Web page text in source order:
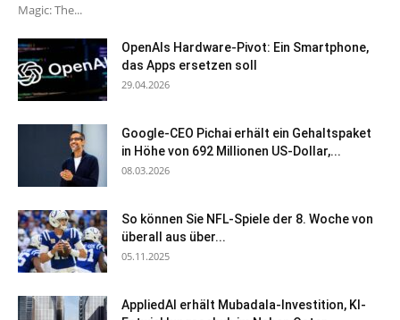
Magic: The...
OpenAIs Hardware-Pivot: Ein Smartphone,
das Apps ersetzen soll
29.04.2026
Google-CEO Pichai erhält ein Gehaltspaket
in Höhe von 692 Millionen US-Dollar,...
08.03.2026
So können Sie NFL-Spiele der 8. Woche von
überall aus über...
05.11.2025
AppliedAI erhält Mubadala-Investition, KI-